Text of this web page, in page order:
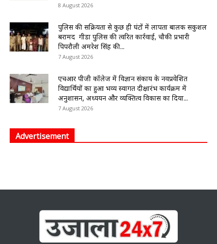
8 August 2026
पुलिस की सक्रियता से कुछ ही घंटों में लापता बालक सकुशल
बरामद गीडा पुलिस की त्वरित कार्रवाई, चौकी प्रभारी
पिपरौली अमरेश सिंह की...
7 August 2026
एचआर पीजी कॉलेज में विज्ञान संकाय के नवप्रवेशित
विद्यार्थियों का हुआ भव्य स्वागत दीक्षारंभ कार्यक्रम में
अनुशासन, अध्ययन और व्यक्तित्व विकास का दिया...
7 August 2026
Advertisement